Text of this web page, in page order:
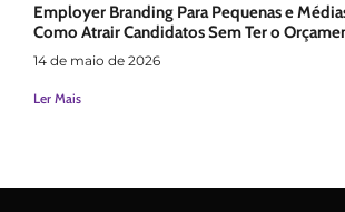
Employer Branding Para Pequenas e
Como Atrair Candidatos Sem Ter o
14 de maio de 2026
Ler Mais